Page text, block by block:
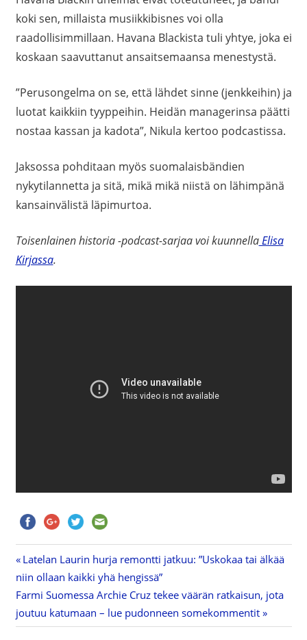
koki sen, millaista musiikkibisnes voi olla
raadollisimmillaan. Havana Blackista tuli yhtye, joka ei
koskaan saavuttanut ansaitsemaansa menestystä.
”Perusongelma on se, että lähdet sinne (jenkkeihin) ja
luotat kaikkiin tyyppeihin. Heidän managerinsa päätti
nostaa kassan ja kadota”, Nikula kertoo podcastissa.
Jaksossa pohditaan myös suomalaisbändien
nykytilannetta ja sitä, mikä mikä niistä on lähimpänä
kansainvälistä läpimurtoa.
Toisenlainen historia -podcast-sarjaa voi kuunnellaElisa
Kirjassa.
Artikkelien
selaus
Previous
Post:
Latelan Laurin hurja remontti jatkuu: ”Uskokaa tai älkää
niin ollaan kaikki yhä hengissä”
Next
Post:
Farmi Suomessa Archie Cruz tekee väärän ratkaisun, jota
joutuu katumaan – lue pudonneen somekommentit